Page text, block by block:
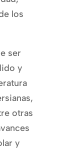
los
ser
y
otras
y